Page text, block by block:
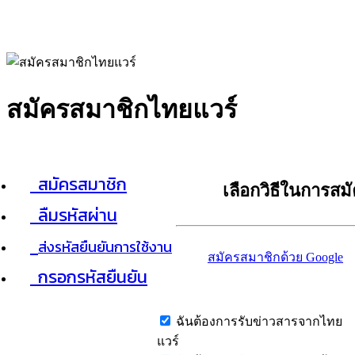
สมัครสมาชิกไทยแวร์
สมัครสมาชิก
ลืมรหัสผ่าน
ส่งรหัสยืนยันการใช้งาน
กรอกรหัสยืนยัน
เลือกวิธีในการส
สมัครสมาชิกด้วย Google
ฉันต้องการรับข่าวสารจากไทย
แวร์